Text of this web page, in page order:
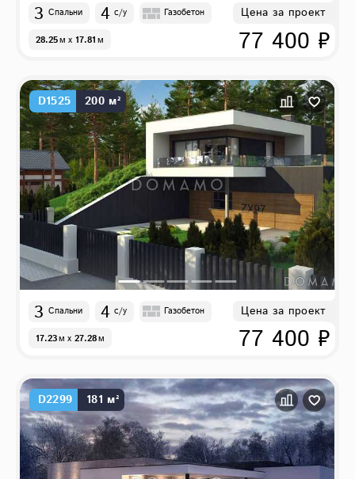
3 Спальни 4 с/у Газобетон
28.25м x 17.81м
Цена за проект
77 400 ₽
D1525 200 м²
3 Спальни 4 с/у Газобетон
17.23м x 27.28м
Цена за проект
77 400 ₽
D2299 181 м²